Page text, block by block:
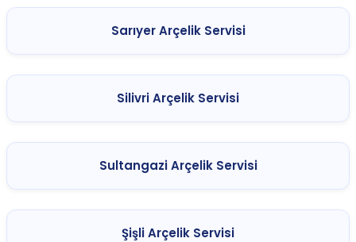
Sarıyer Arçelik Servisi
Silivri Arçelik Servisi
Sultangazi Arçelik Servisi
Şişli Arçelik Servisi